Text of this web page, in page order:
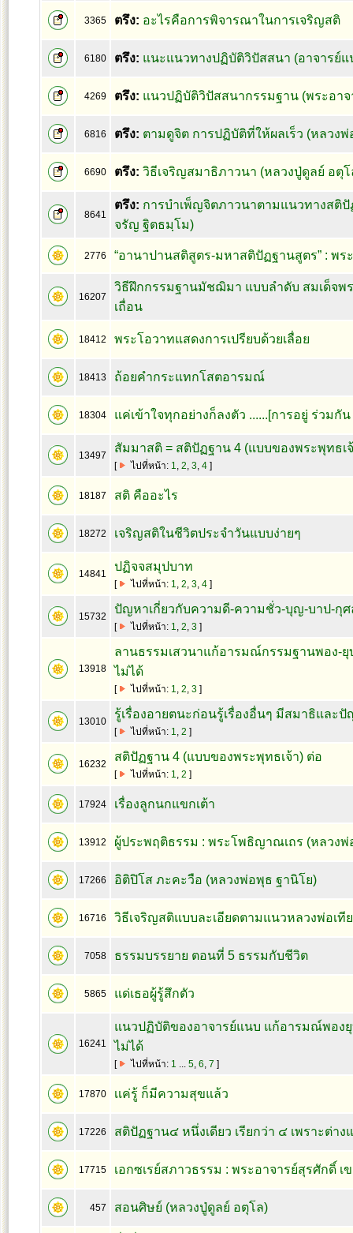
3365 ตรึง: อะไรคือการพิจารณาในการเจริญสติ
6180 ตรึง: แนะแนวทางปฏิบัติวิปัสสนา (อาจารย์
4269 ตรึง: แนวปฏิบัติวิปัสสนากรรมฐาน (พระอา
6816 ตรึง: ตามดูจิต การปฏิบัติที่ให้ผลเร็ว (หลวง
6690 ตรึง: วิธีเจริญสมาธิภาวนา (หลวงปู่ดูลย์ อตุโ
8641
ตรึง: การบำเพ็ญจิตภาวนาตามแนวทางสติ
จรัญ ฐิตธมฺโม)
2776 “อานาปานสติสูตร-มหาสติปัฏฐานสูตร” : พร
16207
วิธีฝึกกรรมฐานมัชฌิมา แบบลำดับ สมเด็จพ
เถื่อน
18412 พระโอวาทแสดงการเปรียบด้วยเลื่อย
18413 ถ้อยคำกระแทกโสตอารมณ์
18304 แค่เข้าใจทุกอย่างก็ลงตัว ......[การอยู่ ร่วมกั
13497
สัมมาสติ = สติปัฏฐาน 4 (แบบของพระพุทธเ
[ ไปที่หน้า: 1, 2, 3, 4]
18187 สติ คืออะไร
18272 เจริญสติในชีวิตประจำวันแบบง่ายๆ
14841
ปฏิจจสมุปบาท
[ ไปที่หน้า: 1, 2, 3, 4]
15732
ปัญหาเกี่ยวกับความดี-ความชั่ว-บุญ-บาป-กุ
[ ไปที่หน้า: 1, 2, 3 ]
13918
ลานธรรมเสวนาแก้อารมณ์กรรมฐานพอง-
ไม่ได้
[ ไปที่หน้า: 1, 2, 3]
13010
รู้เรื่องอายตนะก่อนรู้เรื่องอื่นๆ มีสมาธิและ
[ ไปที่หน้า: 1, 2 ]
16232
สติปัฏฐาน 4 (แบบของพระพุทธเจ้า) ต่อ
[ ไปที่หน้า: 1, 2 ]
17924 เรื่องลูกนกแขกเต้า
13912 ผู้ประพฤติธรรม : พระโพธิญาณเถร (หลวง
17266 อิติปิโส ภะคะวือ (หลวงพ่อพุธ ฐานิโย)
16716 วิธีเจริญสติแบบละเอียดตามแนวหลวงพ่อเที
7058 ธรรมบรรยาย ตอนที่ 5 ธรรมกับชีวิต
5865 แด่เธอผู้รู้สึกตัว
16241
แนวปฏิบัติของอาจารย์แนบ แก้อารมณ์พอง
ไม่ได้
[ ไปที่หน้า: 1 ... 5, 6, 7 ]
17870 เเค่รู้ ก็มีความสุขแล้ว
17226 สติปัฏฐาน๔ หนึ่งเดียว เรียกว่า ๔ เพราะต่า
17715 เอกซเรย์สภาวธรรม : พระอาจารย์สุรศักดิ์ เ
457 สอนศิษย์ (หลวงปู่ดูลย์ อตุโล)